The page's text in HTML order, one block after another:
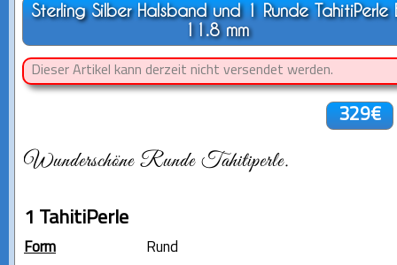
Sterling Silber Halsband und 1 Runde TahitiPerle
11.8 mm
Dieser Artikel kann derzeit nicht versendet werden.
329€
Wunderschöne Runde Tahitiperle.
1 TahitiPerle
Form
Rund